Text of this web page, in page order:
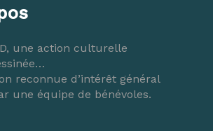
une action culturelle
reconnue d’intérêt général
une équipe de bénévoles.